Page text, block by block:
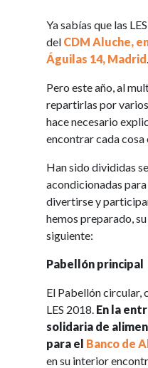
Ya sabías que las
del CDM Aluche,
Águilas 14, Madrid.
Pero este año, al
repartirlas por
hace necesario
encontrar cada cosa
Han sido divididas
acondicionadas
divertirse y
hemos preparado,
siguiente:
Pabellón principal
El Pabellón circular,
LES 2018. En la
solidaria de
para el Banco de
en su interior